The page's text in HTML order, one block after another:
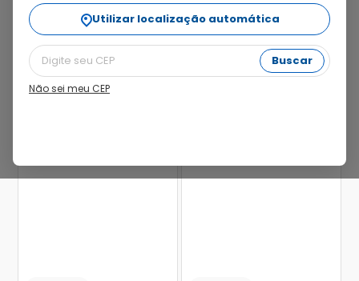
Utilizar localização automática
Buscar
Não sei meu CEP
Ordenar Por
relevância
pbm